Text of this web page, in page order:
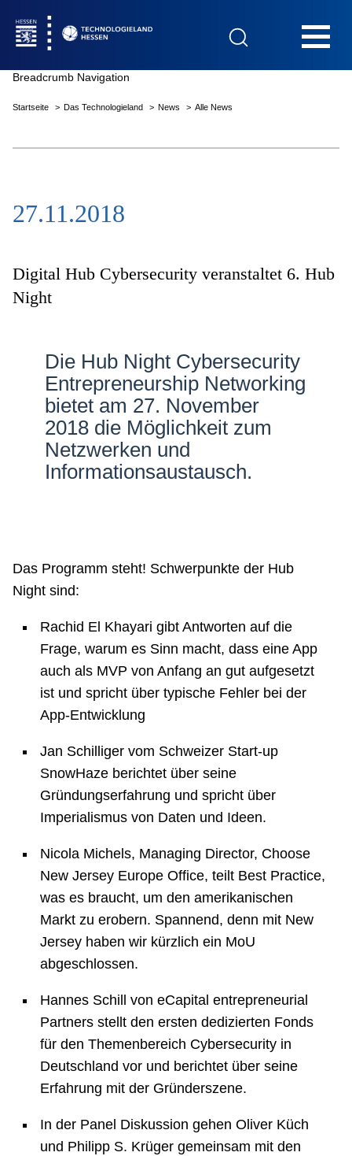
Das Technologieland
Innovationsfelder
Netzwerke
Breadcrumb Navigation
Startseite Das Technologieland News Alle News
27.11.2018
Digital Hub Cybersecurity veranstaltet 6. Hub
Night
Die Hub Night Cybersecurity
Entrepreneurship Networking
bietet am 27. November
2018 die Möglichkeit zum
Netzwerken und
Informationsaustausch.
Das Programm steht! Schwerpunkte der Hub
Night sind:
Rachid El Khayari gibt Antworten auf die
Frage, warum es Sinn macht, dass eine App
auch als MVP von Anfang an gut aufgesetzt
ist und spricht über typische Fehler bei der
App-Entwicklung
Jan Schilliger vom Schweizer Start-up
SnowHaze berichtet über seine
Gründungserfahrung und spricht über
Imperialismus von Daten und Ideen.
Nicola Michels, Managing Director, Choose
New Jersey Europe Office, teilt Best Practice,
was es braucht, um den amerikanischen
Markt zu erobern. Spannend, denn mit New
Jersey haben wir kürzlich ein MoU
abgeschlossen.
Hannes Schill von eCapital entrepreneurial
Partners stellt den ersten dedizierten Fonds
für den Themenbereich Cybersecurity in
Deutschland vor und berichtet über seine
Erfahrung mit der Gründerszene.
In der Panel Diskussion gehen Oliver Küch
und Philipp S. Krüger gemeinsam mit den